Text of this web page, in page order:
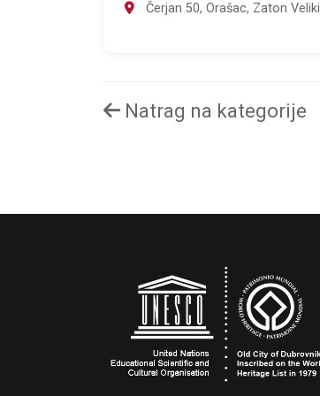
Čerjan 50, Orašac, Zaton Veliki
Natrag na kategorije